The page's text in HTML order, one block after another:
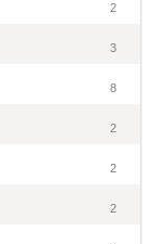
2
3
8
2
2
2